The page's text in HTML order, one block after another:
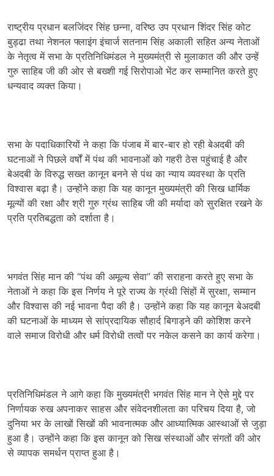
राष्ट्रीय प्रधान बलजिंदर सिंह छन्ना,वरिष्ठ उप प्रधान शिंदर सिंह कोट
बुड्ढा तथा नेशनल फ्लाइंग इंचार्ज सतनाम सिंह अकाली सहित अन्य नेताओं
के नेतृत्व में सभा के प्रतिनिधिमंडल ने मुख्यमंत्री से मुलाकात की और उन्हें
गुरु साहिब जी की ओर से बख्शी गई सिरोपाओ भेंट कर सम्मानित करते हुए
धन्यवाद व्यक्त किया।
सभा के पदाधिकारियों ने कहा कि पंजाब में बार-बार हो रही बेअदबी की
घटनाओं ने पिछले वर्षों में पंथ की भावनाओं को गहरी ठेस पहुंचाई है और
बेअदबी के विरुद्ध सख्त कानून बनने से पंथ का न्याय व्यवस्था के प्रति
विश्वास बढ़ा है। उन्होंने कहा कि यह कानून मुख्यमंत्री की सिख धार्मिक
मूल्यों की रक्षा और श्री गुरु ग्रंथ साहिब जी की मर्यादा को सुरक्षित रखने के
प्रति प्रतिबद्धता को दर्शाता है।
भगवंत सिंह मान की “पंथ की अमूल्य सेवा” की सराहना करते हुए सभा के
नेताओं ने कहा कि इस निर्णय ने पूरे राज्य के ग्रंथी सिंहों में सुरक्षा,सम्मान
और विश्वास की नई भावना पैदा की है। उन्होंने कहा कि यह कानून बेअदबी
की घटनाओं के माध्यम से सांप्रदायिक सौहार्द बिगाड़ने की कोशिश करने
वाले समाज विरोधी और धर्म विरोधी तत्वों पर नकेल कसने का कार्य करेगा।
प्रतिनिधिमंडल ने आगे कहा कि मुख्यमंत्री भगवंत सिंह मान ने ऐसे मुद्दे पर
निर्णायक रुख अपनाकर साहस और संवेदनशीलता का परिचय दिया है,जो
दुनिया भर के लाखों सिखों की भावनात्मक और आध्यात्मिक आस्थाओं से जुड़ा
हुआ है। उन्होंने कहा कि इस कानून को सिख संस्थाओं और संगतों की ओर
से व्यापक समर्थन प्राप्त हुआ है।